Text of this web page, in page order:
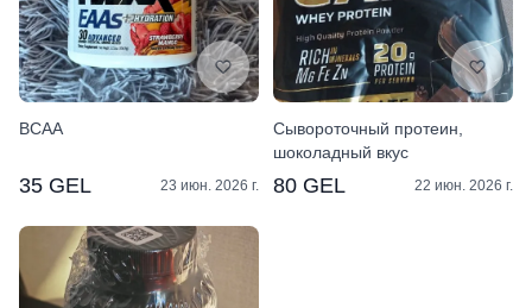
BCAA
35 GEL 23 июн. 2026 г.
Сывороточный протеин,
шоколадный вкус
80 GEL 22 июн. 2026 г.